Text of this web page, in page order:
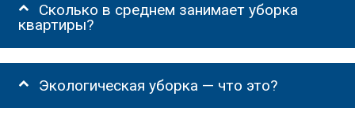
Сколько в среднем занимает уборка
квартиры?
Экологическая уборка — что это?